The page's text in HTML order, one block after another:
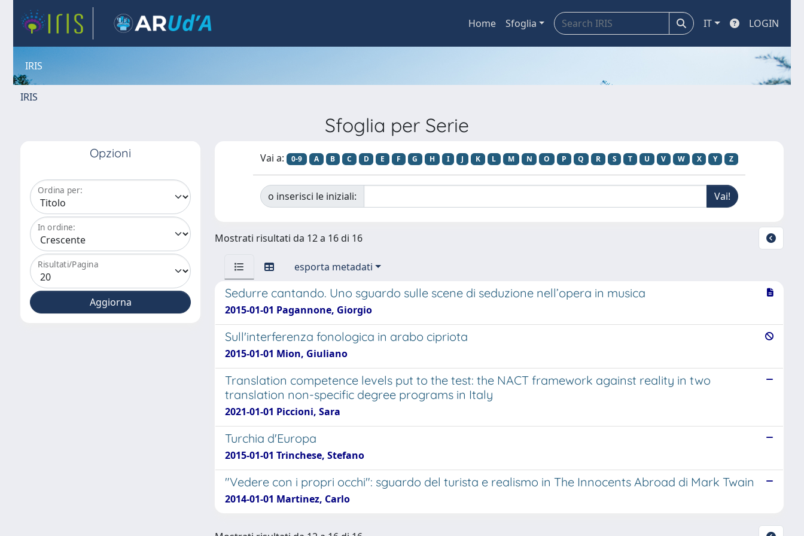
Home Sfoglia IT LOGIN
IRIS
IRIS
Sfoglia per Serie
Opzioni
Ordina per:
In ordine:
Risultati/Pagina
Vai a: 0-9 A B C D E F G H I J K L M N O P Q R S T U V W X Y Z
o inserisci le iniziali:
Mostrati risultati da 12 a 16 di 16
esporta metadati
Sedurre cantando. Uno sguardo sulle scene di seduzione nell’opera in musica
2015-01-01 Pagannone, Giorgio
Sull'interferenza fonologica in arabo cipriota
2015-01-01 Mion, Giuliano
Translation competence levels put to the test: the NACT framework against reality in two
translation non-specific degree programs in Italy
2021-01-01 Piccioni, Sara
Turchia d'Europa
2015-01-01 Trinchese, Stefano
"Vedere con i propri occhi": sguardo del turista e realismo in The Innocents Abroad di Mark Twain
2014-01-01 Martinez, Carlo